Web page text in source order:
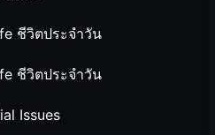
ชีวิตประจำวัน
ชีวิตประจำวัน
Issues